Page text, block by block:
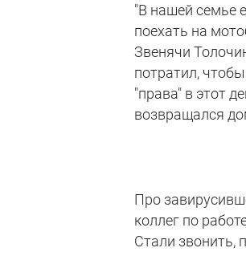
"В нашей семье
поехать на
Звенячи
потратил,
"права" в этот
возвращался
Про
коллег по
Стали звонить,